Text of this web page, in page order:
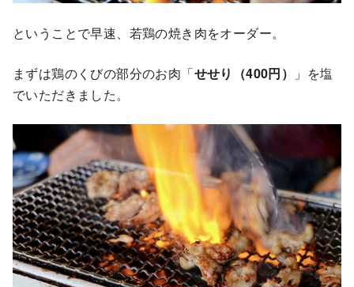
ということで早速、若鶏の焼き肉をオーダー。
まずは鶏のくびの部分のお肉「せせり（400円）
」を塩
でいただきました。